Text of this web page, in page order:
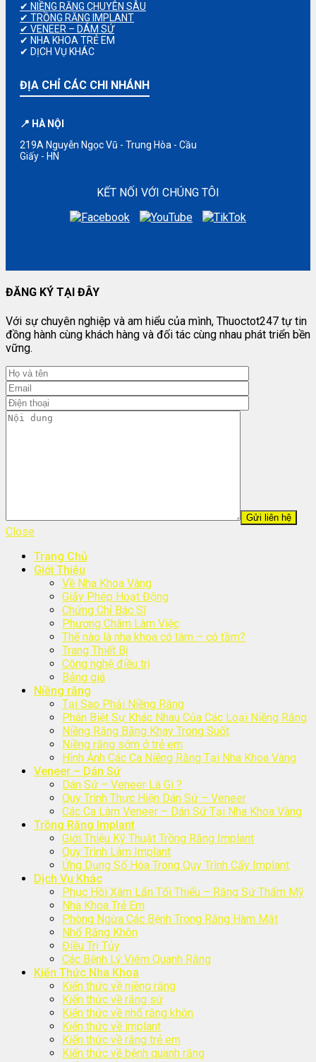
✔ NIỀNG RĂNG CHUYÊN SÂU
✔ TRỒNG RĂNG IMPLANT
✔ VENEER – DÁM SỨ
✔ NHA KHOA TRẺ EM
✔ DỊCH VỤ KHÁC
ĐỊA CHỈ CÁC CHI NHÁNH
📍 HÀ NỘI
219A Nguyễn Ngọc Vũ - Trung Hòa - Cầu
Giấy - HN
KẾT NỐI VỚI CHÚNG TÔI
ĐĂNG KÝ TẠI ĐÂY
Với sự chuyên nghiệp và am hiểu của mình, Thuoctot247 tự tin
đồng hành cùng khách hàng và đối tác cùng nhau phát triển bền
vững.
Close
Trang Chủ
Giới Thiệu
Về Nha Khoa Vàng
Giấy Phép Hoạt Động
Chứng Chỉ Bác Sĩ
Phương Châm Làm Việc
Thế nào là nha khoa có tâm – có tầm?
Trang Thiết Bị
Công nghệ điều trị
Bảng giá
Niềng răng
Tại Sao Phải Niềng Răng
Phân Biệt Sự Khác Nhau Của Các Loại Niềng Răng
Niềng Răng Bằng Khay Trong Suốt
Niềng răng sớm ở trẻ em
Hình Ảnh Các Ca Niềng Răng Tại Nha Khoa Vàng
Veneer – Dán Sứ
Dán Sứ – Veneer Là Gì ?
Quy Trình Thực Hiện Dán Sứ – Veneer
Các Ca Làm Veneer – Dán Sứ Tại Nha Khoa Vàng
Trồng Răng Implant
Giới Thiệu Kỹ Thuật Trồng Răng Implant
Quy Trình Làm Implant
Ứng Dụng Số Hóa Trong Quy Trình Cấy Implant
Dịch Vụ Khác
Phục Hồi Xâm Lấn Tối Thiểu – Răng Sứ Thẩm Mỹ
Nha Khoa Trẻ Em
Phòng Ngừa Các Bệnh Trong Răng Hàm Mặt
Nhổ Răng Khôn
Điều Trị Tủy
Các Bệnh Lý Viêm Quanh Răng
Kiến Thức Nha Khoa
Kiến thức về niềng răng
Kiến thức về răng sứ
Kiến thức về nhổ răng khôn
Kiến thức về implant
Kiến thức về răng trẻ em
Kiến thức về bệnh quanh răng